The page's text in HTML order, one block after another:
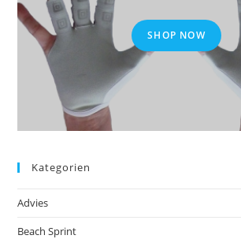
SHOP NOW
Kategorien
Advies
Beach Sprint